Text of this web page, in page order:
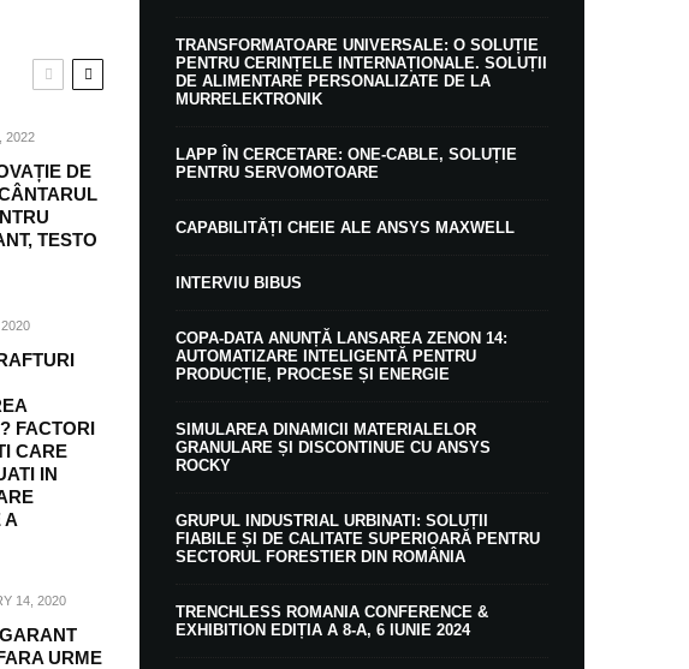
2022
DE
TESTO
2020
FACTORI
CARE
IN
A
14, 2020
URME
TRANSFORMATOARE UNIVERSALE: O SOLUȚIE
PENTRU CERINȚELE INTERNAȚIONALE. SOLUȚII
DE ALIMENTARE PERSONALIZATE DE LA
MURRELEKTRONIK
LAPP ÎN CERCETARE: ONE-CABLE, SOLUȚIE
PENTRU SERVOMOTOARE
CAPABILITĂȚI CHEIE ALE ANSYS MAXWELL
INTERVIU BIBUS
COPA-DATA ANUNȚĂ LANSAREA ZENON 14:
AUTOMATIZARE INTELIGENTĂ PENTRU
PRODUCȚIE, PROCESE ȘI ENERGIE
SIMULAREA DINAMICII MATERIALELOR
GRANULARE ȘI DISCONTINUE CU ANSYS
ROCKY
GRUPUL INDUSTRIAL URBINATI: SOLUȚII
FIABILE ȘI DE CALITATE SUPERIOARĂ PENTRU
SECTORUL FORESTIER DIN ROMÂNIA
TRENCHLESS ROMANIA CONFERENCE &
EXHIBITION EDIȚIA A 8-A, 6 IUNIE 2024